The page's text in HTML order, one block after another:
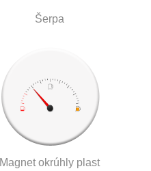
Šerpa
Magnet okrúhly plast